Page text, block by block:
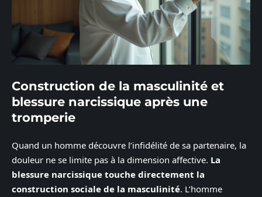
Construction de la masculinité et
blessure narcissique après une
tromperie
Quand un homme découvre l’infidélité de sa partenaire, la
douleur ne se limite pas à la dimension affective. La
blessure narcissique touche directement la
construction sociale de la masculinité. L’homme